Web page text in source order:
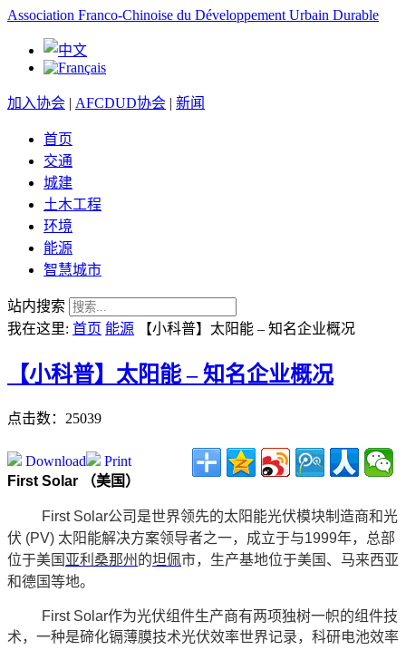
Association Franco-Chinoise du Développement Urbain Durable
加入协会 | AFCDUD协会 | 新闻
首页
交通
城建
土木工程
环境
能源
智慧城市
站内搜索
我在这里: 首页 能源 【小科普】太阳能 – 知名企业概况
【小科普】太阳能 – 知名企业概况
点击数：25039
Print
Download
First Solar
（美国）
First Solar公司是世界领先的太阳能光伏模块制造商和光
伏 (PV) 太阳能解决方案领导者之一， 成立于与1999年， 总部
位于美国 亚利桑那州 的坦佩市， 生产基地位于美国、马来西亚
和德国等地。
First Solar作为光伏组件生产商有两项独树一帜的组件技
术，一种是碲化镉薄膜技术光伏效率世界记录，科研电池效率